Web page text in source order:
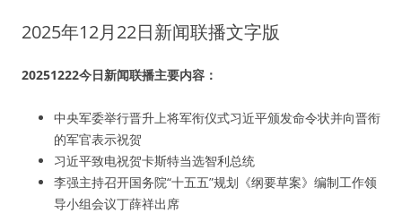
2025年12月22日新闻联播文字版
20251222今日新闻联播主要内容：
中央军委举行晋升上将军衔仪式习近平颁发命令状并向晋衔
的军官表示祝贺
习近平致电祝贺卡斯特当选智利总统
李强主持召开国务院“十五五”规划《纲要草案》编制工作领
导小组会议丁薛祥出席